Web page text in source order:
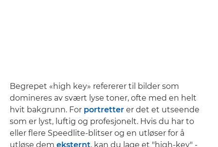
Begrepet «high key» refererer til bilder som
domineres av svært lyse toner, ofte med en helt
hvit bakgrunn. For portretter er det et utseende
som er lyst, luftig og profesjonelt. Hvis du har to
eller flere Speedlite-blitser og en utløser for å
utløse dem eksternt, kan du lage et "high-key" -